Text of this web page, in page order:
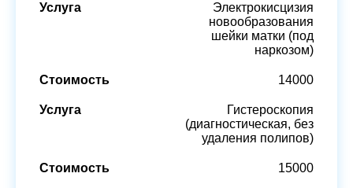
Электрокисцизия
новообразования
шейки матки (под
наркозом)
14000
Гистероскопия
(диагностическая, без
удаления полипов)
15000